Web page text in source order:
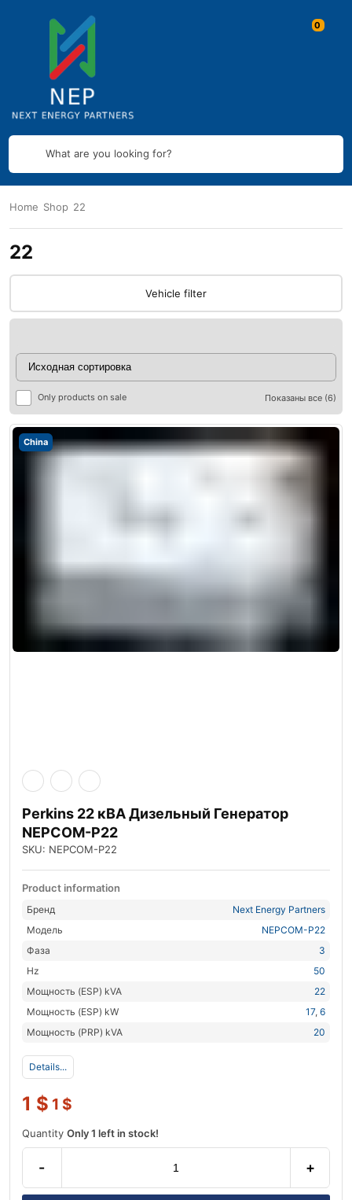
What are you looking for?
Home Shop 22
22
Vehicle filter
Only products on sale Показаны все (6)
China
Perkins 22 кВА Дизельный Генератор
NEPCOM-P22
SKU: NEPCOM-P22
Product information
Бренд
Next Energy Partners
Модель
NEPCOM-P22
Фаза
3
Hz
50
Мощность (ESP) kVA
22
Мощность (ESP) kW
17, 6
Мощность (PRP) kVA
20
Details...
1 $ 1 $
Quantity Only 1 left in stock!
- +